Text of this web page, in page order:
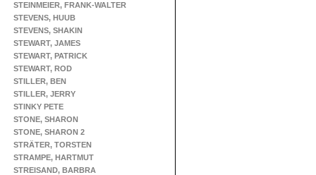
STEINMEIER, FRANK-WALTER
STEVENS, HUUB
STEVENS, SHAKIN
STEWART, JAMES
STEWART, PATRICK
STEWART, ROD
STILLER, BEN
STILLER, JERRY
STINKY PETE
STONE, SHARON
STONE, SHARON 2
STRÄTER, TORSTEN
STRAMPE, HARTMUT
STREISAND, BARBRA